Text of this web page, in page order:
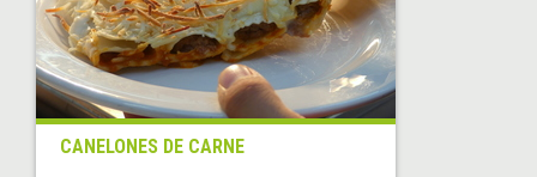
CANELONES DE CARNE